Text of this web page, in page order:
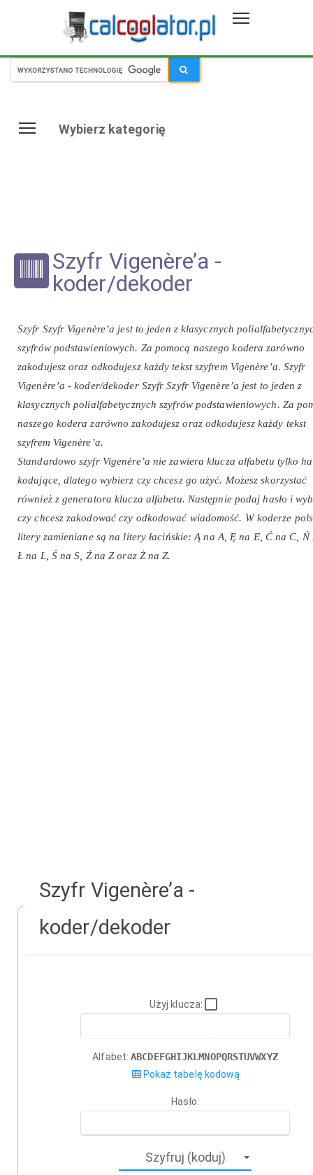
Wybierz kategorię
Szyfr Vigenère’a -
koder/dekoder
Szyfr Szyfr Vigenère’a jest to jeden z klasycznych
szyfrów podstawieniowych. Za pomocą naszego kodera zarówno
zakodujesz oraz odkodujesz każdy tekst szyfrem Vigenère’a. Szyfr
Vigenère’a - koder/dekoder Szyfr Szyfr Vigenère’a jest to jeden z
klasycznych polialfabetycznych szyfrów podstawieniowych. Za
naszego kodera zarówno zakodujesz oraz odkodujesz każdy tekst
szyfrem Vigenère’a.
Standardowo szyfr Vigenère’a nie zawiera klucza alfabetu tylko
kodujące, dlatego wybierz czy chcesz go użyć. Możesz skorzystać
również z generatora klucza alfabetu. Następnie podaj hasło i
czy chcesz zakodować czy odkodować wiadomość. W koderze
litery zamieniane są na litery łacińskie: Ą na A, Ę na E, Ć na C, Ń
Ł na L, Ś na S, Ź na Z oraz Ż na Z.
Szyfr Vigenère’a -
koder/dekoder
Użyj klucza:
Alfabet:ABCDEFGHIJKLMNOPQRSTUVWXYZ
Pokaż tabelę kodową
Hasło: